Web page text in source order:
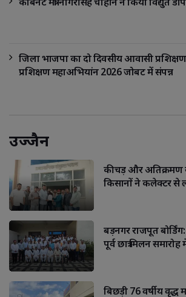
जिला भाजपा का दो दिवसीय आवासी
प्रशिक्षण महाअभियांन 2026 जोबट में संपन्न
उज्जैन
कीचड़ और अतिक्रमण
किसानों ने कलेक्टर से
बड़नगर राजपूत
पूर्व छात्र मिलन
बिछड़ी 76 वर्षीय